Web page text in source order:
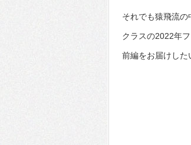
それでも猿飛流
クラスの2022年
前編をお届けした